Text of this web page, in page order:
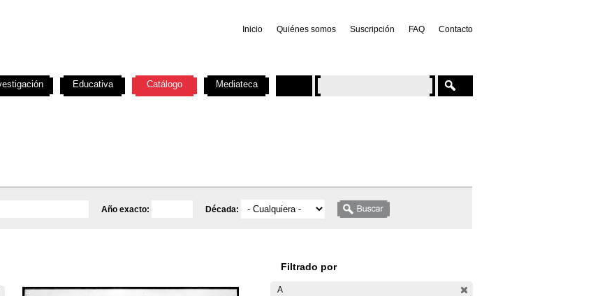
Inicio Quiénes somos Suscripción FAQ Contacto
Año exacto: Década:
Filtrado por
A
Educativa Catálogo Mediateca